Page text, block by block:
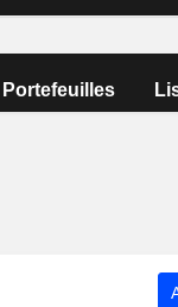
Portefeuilles